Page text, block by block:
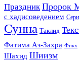
Праздник Пророк
с хадисоведением
Сунна Таклид
Фатима Аз-Захра Фикх
Шахид Шиизм